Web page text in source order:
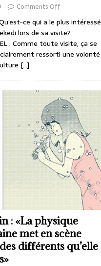
Comments Off
ce qui a le plus intéressé
lors de sa visite?
: Comme toute visite, ça se
ressorti une volonté
[…]
: «La physique
met en scène
différents qu’elle